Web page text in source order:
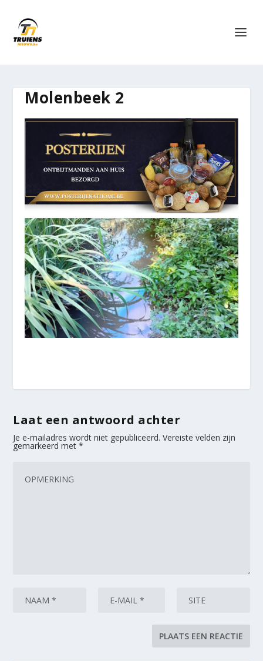
Molenbeek 2
Laat een antwoord achter
Je e-mailadres wordt niet gepubliceerd. Vereiste velden zijn
gemarkeerd met*